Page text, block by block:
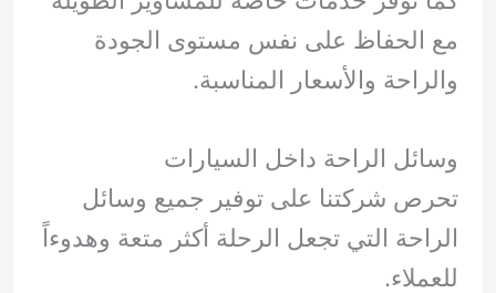
مع الحفاظ على نفس مستوى الجودة
والراحة والأسعار المناسبة.
وسائل الراحة داخل السيارات
تحرص شركتنا على توفير جميع وسائل
الراحة التي تجعل الرحلة أكثر متعة وهدوءاً
للعملاء.